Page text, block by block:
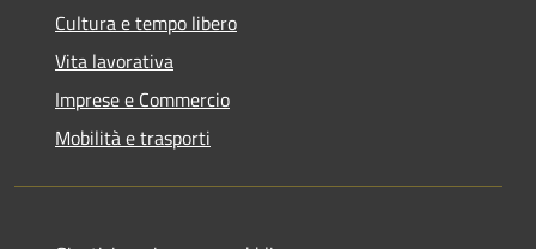
Cultura e tempo libero
Vita lavorativa
Imprese e Commercio
Mobilità e trasporti